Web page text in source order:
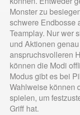
Monster zu
schwere Endbosse
Teamplay. Nur wer
und Aktionen
anspruchsvolleren
können die Modi
Modus gibt es bei
Wahlweise können
spielen, um
Griff hat.